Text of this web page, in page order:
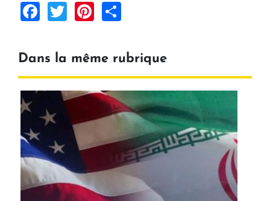
Facebook
TwitterPinterest
Dans la même rubrique